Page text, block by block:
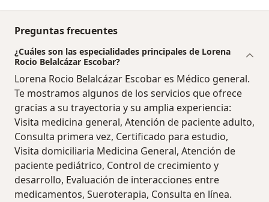
Preguntas frecuentes
¿Cuáles son las especialidades principales de Lorena
Rocio Belalcázar Escobar?
Lorena Rocio Belalcázar Escobar es Médico general.
Te mostramos algunos de los servicios que ofrece
gracias a su trayectoria y su amplia experiencia:
Visita medicina general, Atención de paciente adulto,
Consulta primera vez, Certificado para estudio,
Visita domiciliaria Medicina General, Atención de
paciente pediátrico, Control de crecimiento y
desarrollo, Evaluación de interacciones entre
medicamentos, Sueroterapia, Consulta en línea.